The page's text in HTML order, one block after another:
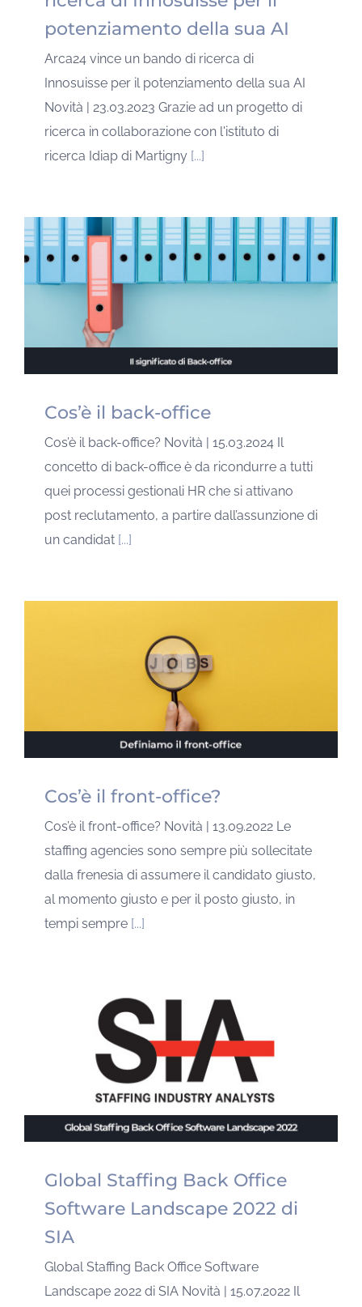
potenziamento della sua AI
Arca24 vince un bando di ricerca di
Innosuisse per il potenziamento della sua AI
Novità | 23.03.2023 Grazie ad un progetto di
ricerca in collaborazione con l'istituto di
ricerca Idiap di Martigny [...]
Cos’è il back-office
Cos’è il back-office? Novità | 15.03.2024 Il
concetto di back-office è da ricondurre a tutti
quei processi gestionali HR che si attivano
post reclutamento, a partire dall’assunzione di
un candidat [...]
Cos’è il front-office?
Cos’è il front-office? Novità | 13.09.2022 Le
staffing agencies sono sempre più sollecitate
dalla frenesia di assumere il candidato giusto,
al momento giusto e per il posto giusto, in
tempi sempre [...]
Global Staffing Back Office
Software Landscape 2022 di
SIA
Global Staffing Back Office Software
Landscape 2022 di SIA Novità | 15.07.2022 Il